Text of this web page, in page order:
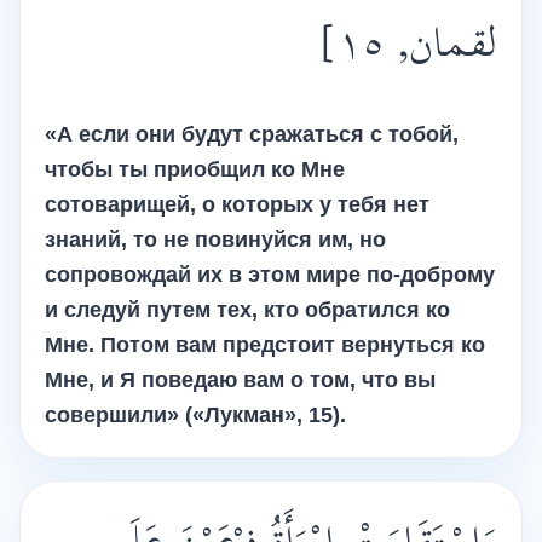
لقمان, ١٥]
«А если они будут сражаться с тобой,
чтобы ты приобщил ко Мне
сотоварищей, о которых у тебя нет
знаний, то не повинуйся им, но
сопровождай их в этом мире по-доброму
и следуй путем тех, кто обратился ко
Мне. Потом вам предстоит вернуться ко
Мне, и Я поведаю вам о том, что вы
совершили» («Лукман», 15).